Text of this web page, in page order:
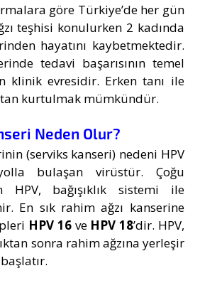
göre Türkiye’de her gün
teşhisi konulurken 2 kadında
hayatını kaybetmektedir.
tedavi başarısının temel
klinik evresidir. Erken tanı ile
kurtulmak mümkündür.
Neden Olur?
(serviks kanseri) nedeni HPV
bulaşan virüstür. Çoğu
HPV, bağışıklık sistemi ile
En sık rahim ağzı kanserine
HPV 16ve HPV 18’dir. HPV,
sonra rahim ağzına yerleşir